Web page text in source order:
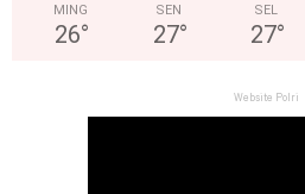
MING
26°
SEN
27°
SEL
27°
Website Polri